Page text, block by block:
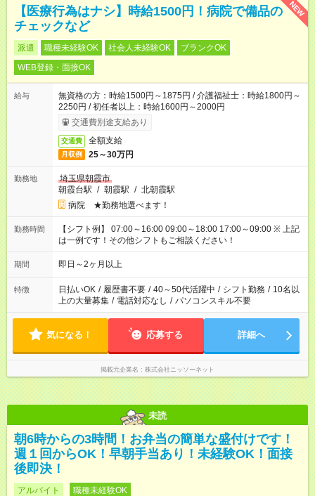
NEW
【医療行為はナシ】時給1500円！病院で備品の
チェックなど
派遣 職種未経験OK 社会人未経験OK
ブランクOK
WEB登録・面接OK
給与
無資格の方：時給1500円～1875円 / 介護福祉士：時給1800円～
2250円 / 初任者以上：時給1600円～2000円
交通費別途支給あり
交通費 全額支給
月収例 25～30万円
勤務地
埼玉県朝霞市
朝霞台駅 / 朝霞駅 / 北朝霞駅
病院 ★勤務地選べます！
勤務時間
【シフト例】 07:00～16:00 09:00～18:00 17:00～09:00 ※ 上記
は一例です！その他シフトもご相談ください！
期間 即日～2ヶ月以上
特徴 日払いOK / 履歴書不要 / 40～50代活躍中 / シフト勤務 / 10名以
上の大量募集 / 電話対応なし / パソコンスキル不要
気になる！ 応募する 詳細へ
掲載元企業名 株式会社ニッソーネット
未読
朝6時からの3時間！お弁当の簡単な盛付けです！
週１回からOK！早朝手当あり！未経験OK！面接
後即決！
アルバイト 職種未経験OK